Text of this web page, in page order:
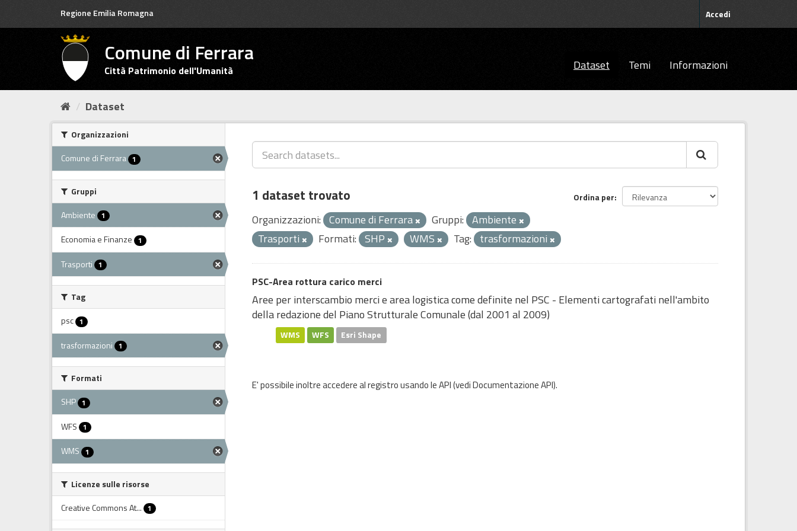
Regione Emilia Romagna Accedi
Comune di Ferrara
Città Patrimonio dell'Umanità Dataset Temi Informazioni
Dataset
Organizzazioni
Comune di Ferrara 1
Gruppi
Ambiente 1
Economia e Finanze 1
Trasporti 1
Tag
psc 1
trasformazioni 1
Formati
SHP 1
WFS 1
WMS 1
Licenze sulle risorse
Creative Commons At... 1
Ordina per
1 dataset trovato
Organizzazioni: Comune di Ferrara Gruppi: Ambiente
Trasporti
Formati: SHP WMS Tag: trasformazioni
PSC-Area rottura carico merci
Aree per interscambio merci e area logistica come definite nel PSC - Elementi cartografati nell'ambito
della redazione del Piano Strutturale Comunale (dal 2001 al 2009)
WMS WFS Esri Shape
E' possibile inoltre accedere al registro usando leAPI(vediDocumentazione API).